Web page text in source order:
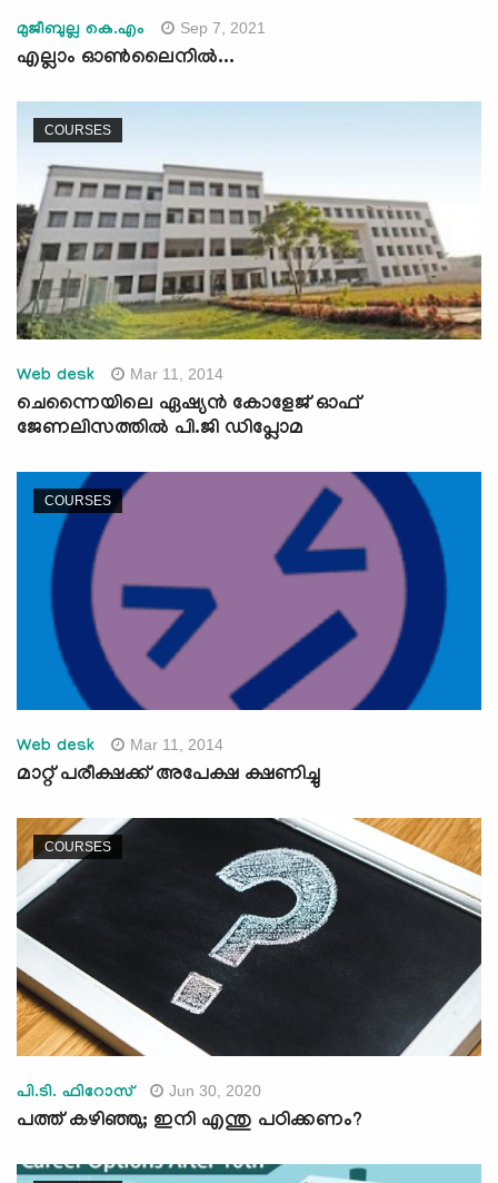
മുജീബുല്ല കെ.എം Sep 7, 2021
എല്ലാം ഓൺലൈനിൽ...
COURSES
Web desk Mar 11, 2014
ചെന്നൈയിലെ ഏഷ്യന്‍ കോളേജ് ഓഫ്
ജേണലിസത്തില്‍ പി.ജി ഡിപ്ലോമ
COURSES
Web desk Mar 11, 2014
മാറ്റ് പരീക്ഷക്ക് അപേക്ഷ ക്ഷണിച്ചു
COURSES
പി.ടി. ഫിറോസ് Jun 30, 2020
പത്ത് കഴിഞ്ഞു; ഇനി എന്തു പഠിക്കണം?